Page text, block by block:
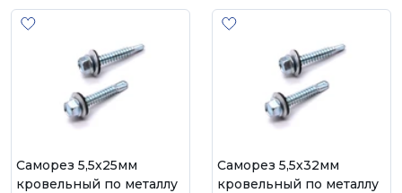
Саморез 5,5х25мм
кровельный по металлу
Саморез 5,5х32мм
кровельный по металлу